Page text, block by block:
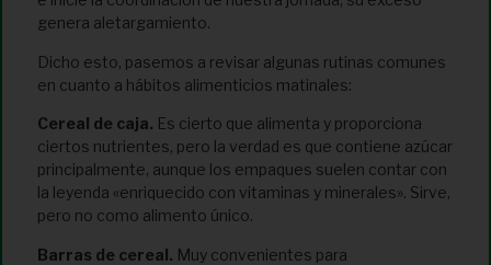
genera aletargamiento.
Dicho esto, pasemos a revisar algunas rutinas comunes
en cuanto a hábitos alimenticios matinales:
Cereal de caja. Es cierto que alimenta y proporciona
ciertos nutrientes, pero la verdad es que contiene azúcar
principalmente, aunque los empaques suelen contar con
la leyenda «enriquecido con vitaminas y minerales». Sirve,
pero no como alimento único.
Barras de cereal. Muy convenientes para